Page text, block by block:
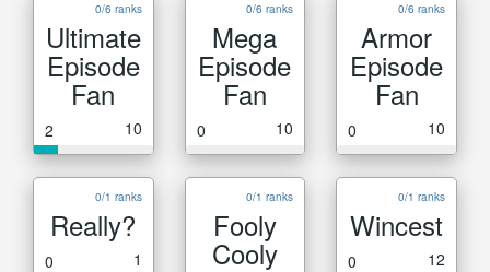
0/6 ranks
Ultimate
Episode
Fan
2 10
0/6 ranks
Mega
Episode
Fan
0 10
0/6 ranks
Armor
Episode
Fan
0 10
0/1 ranks
Really?
0 1
0/1 ranks
Fooly
Cooly
0/1 ranks
Wincest
0 12